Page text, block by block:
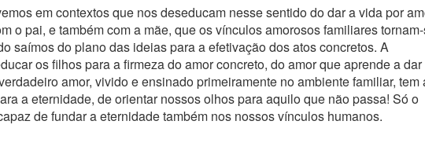
em contextos que nos deseducam nesse sentido do dar a vida por
o pai, e também com a mãe, que os vínculos amorosos familiares
saímos do plano das ideias para a efetivação dos atos concretos. A
os filhos para a firmeza do amor concreto, do amor que aprende a dar
amor, vivido e ensinado primeiramente no ambiente familiar, tem
a eternidade, de orientar nossos olhos para aquilo que não passa! Só o
de fundar a eternidade também nos nossos vínculos humanos.